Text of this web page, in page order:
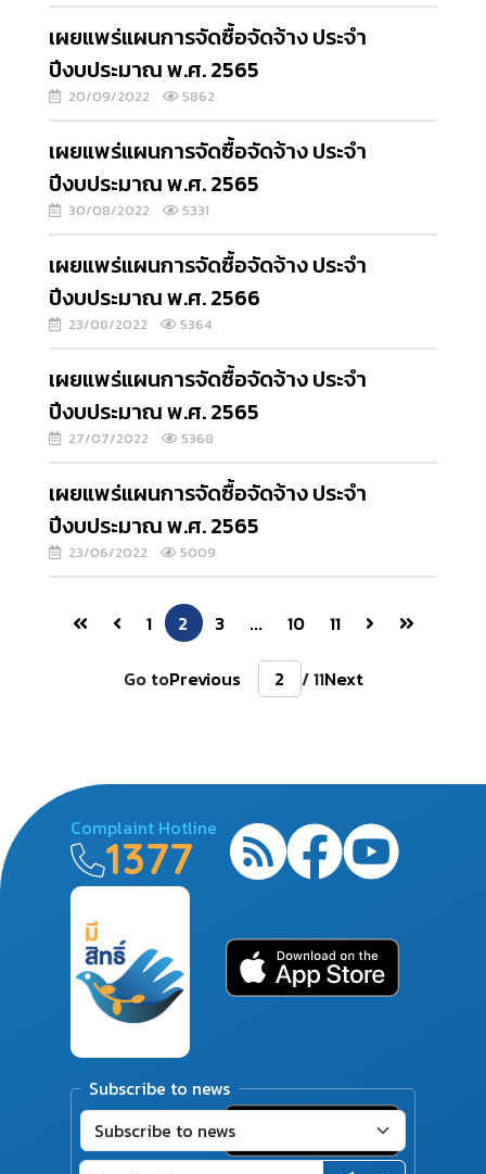
เผยแพร่แผนการจัดซื้อจัดจ้าง ประจำ
ปีงบประมาณ พ.ศ. 2565
20/09/2022 5862
เผยแพร่แผนการจัดซื้อจัดจ้าง ประจำ
ปีงบประมาณ พ.ศ. 2565
30/08/2022 5331
เผยแพร่แผนการจัดซื้อจัดจ้าง ประจำ
ปีงบประมาณ พ.ศ. 2566
23/08/2022 5364
เผยแพร่แผนการจัดซื้อจัดจ้าง ประจำ
ปีงบประมาณ พ.ศ. 2565
27/07/2022 5368
เผยแพร่แผนการจัดซื้อจัดจ้าง ประจำ
ปีงบประมาณ พ.ศ. 2565
23/06/2022 5009
1 2 3 ... 10 11
Go toPrevious / 11Next
Complaint Hotline
1377
Subscribe to news